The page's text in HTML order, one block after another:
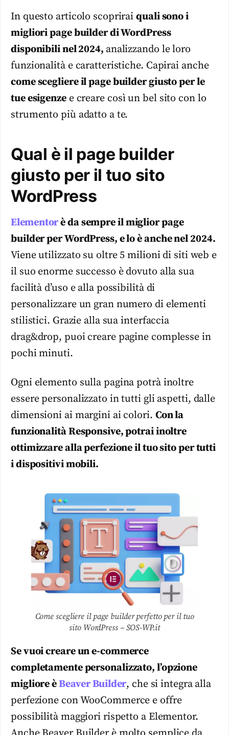
In questo articolo scopriraiquali sono i
migliori page builder di WordPress
disponibili nel 2024, analizzando le loro
funzionalità e caratteristiche. Capirai anche
come scegliere il page builder giusto per le
tue esigenzee creare così un bel sito con lo
strumento più adatto a te.
Qual è il page builder
giusto per il tuo sito
WordPress
Elementorè da sempre il miglior page
builder per WordPress, e lo è anche nel 2024.
Viene utilizzato su oltre 5 milioni di siti web e
il suo enorme successo è dovuto alla sua
facilità d’uso e alla possibilità di
personalizzare un gran numero di elementi
stilistici. Grazie alla sua interfaccia
drag&drop, puoi creare pagine complesse in
pochi minuti.
Ogni elemento sulla pagina potrà inoltre
essere personalizzato in tutti gli aspetti, dalle
dimensioni ai margini ai colori. Con la
funzionalità Responsive, potrai inoltre
ottimizzare alla perfezione il tuo sito per tutti
i dispositivi mobili.
Come scegliere il page builder perfetto per il tuo
sito WordPress – SOS-WP.it
Se vuoi creare un e-commerce
completamente personalizzato, l’opzione
migliore èBeaver Builder, che si integra alla
perfezione con WooCommerce e offre
possibilità maggiori rispetto a Elementor.